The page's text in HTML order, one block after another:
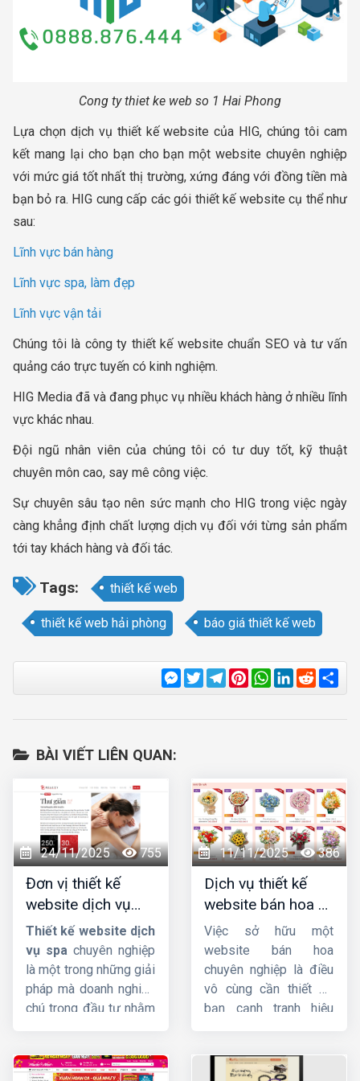
Cong ty thiet ke web so 1 Hai Phong
Lựa chọn dịch vụ thiết kế website của HIG, chúng tôi cam
kết mang lại cho bạn cho bạn một website chuyên nghiệp
với mức giá tốt nhất thị trường, xứng đáng với đồng tiền mà
bạn bỏ ra. HIG cung cấp các gói thiết kế website cụ thể như
sau:
Lĩnh vực bán hàng
Lĩnh vực spa, làm đẹp
Lĩnh vực vận tải
Chúng tôi là công ty thiết kế website chuẩn SEO và tư vấn
quảng cáo trực tuyến có kinh nghiệm.
HIG Media đã và đang phục vụ nhiều khách hàng ở nhiều lĩnh
vực khác nhau.
Đội ngũ nhân viên của chúng tôi có tư duy tốt, kỹ thuật
chuyên môn cao, say mê công việc.
Sự chuyên sâu tạo nên sức mạnh cho HIG trong việc ngày
càng khẳng định chất lượng dịch vụ đối với từng sản phẩm
tới tay khách hàng và đối tác.
Tags: thiết kế web
thiết kế web hải phòng báo giá thiết kế web
Messenger
TwitterTelegram
Pinterest
WhatsApp
LinkedIn
Reddit
BÀI VIẾT LIÊN QUAN:
24/11/2025 755
Đơn vị thiết kế
website dịch vụ
spa uy tín, chuyên
nghiệp, chuẩn SEO
Thiết kế website dịch
vụ spa chuyên nghiệp
là một trong những giải
pháp mà doanh nghiệp
chú trọng đầu tư nhằm
hàng tiềm năng và hỗ
11/11/2025 386
Dịch vụ thiết kế
website bán hoa uy
tín, chuyên nghiệp,
giao diện đẹp
Việc sở hữu một
website bán hoa
chuyên nghiệp là điều
vô cùng cần thiết để
bạn cạnh tranh hiệu
bạn tiếp cận khách